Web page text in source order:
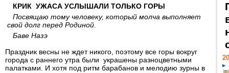
КРИК УЖАСА УСЛЫШАЛИ ТОЛЬКО ГОРЫ
Посвящаю тому человеку, который молча выполняет
свой долг перед Родиной.
Баве Назэ
Праздник весны не ждет никого, поэтому все горы вокруг
города с раннего утра были украшены разноцветными
палатками. И хотя под ритм барабанов и мелодию зурны в